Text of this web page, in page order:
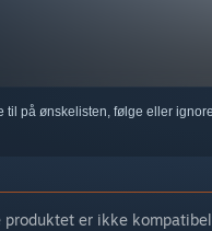
til på ønskelisten, følge eller
produktet er ikke